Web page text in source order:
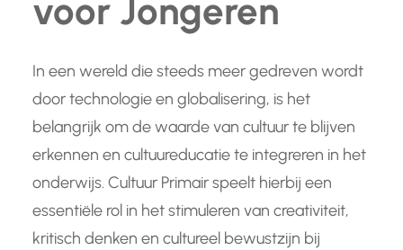
voor Jongeren
In een wereld die steeds meer gedreven wordt
door technologie en globalisering, is het
belangrijk om de waarde van cultuur te blijven
erkennen en cultuureducatie te integreren in het
onderwijs. Cultuur Primair speelt hierbij een
essentiële rol in het stimuleren van creativiteit,
kritisch denken en cultureel bewustzijn bij